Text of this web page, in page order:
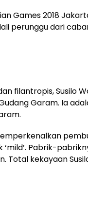
Games 2018
perunggu dari
filantropis, Susilo
Garam. Ia
Pabrik-
Total kekayaan